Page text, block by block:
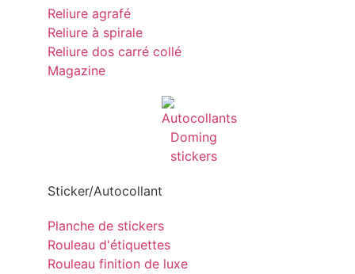
Reliure agrafé
Reliure à spirale
Reliure dos carré collé
Magazine
Sticker/Autocollant
Planche de stickers
Rouleau d'étiquettes
Rouleau finition de luxe